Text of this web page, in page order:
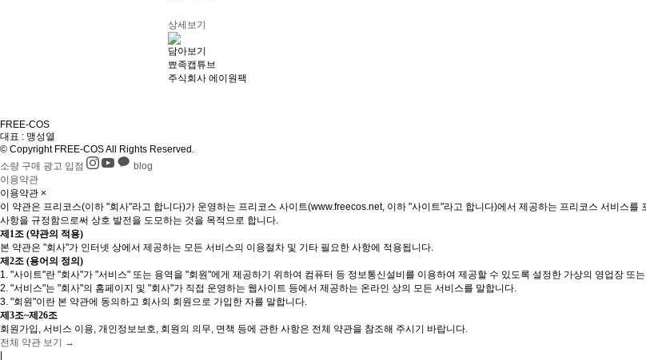
상세보기
담아보기
뾰족캡튜브
주식회사 에이원팩
FREE-COS
대표 : 맹성열
© Copyright FREE-COS All Rights Reserved.
소량 구매 광고 입점
blog
이용약관
이용약관 ×
이 약관은 프리코스(이하 "회사"라고 합니다)가 운영하는 프리코스 사이트(www.freecos.net, 이하 "사이트"라고 합니다)에서 제공하는 프리코스 서비스
사항을 규정함으로써 상호 발전을 도모하는 것을 목적으로 합니다.
제1조 (약관의 적용)
본 약관은 "회사"가 인터넷 상에서 제공하는 모든 서비스의 이용절차 및 기타 필요한 사항에 적용됩니다.
제2조 (용어의 정의)
1. "사이트"란 "회사"가 "서비스" 또는 용역을 "회원"에게 제공하기 위하여 컴퓨터 등 정보통신설비를 이용하여 제공할 수 있도록 설정한 가상의 영업장 또
2. "서비스"는 "회사"의 홈페이지 및 "회사"가 직접 운영하는 웹사이트 등에서 제공하는 온라인 상의 모든 서비스를 말합니다.
3. "회원"이란 본 약관에 동의하고 회사의 회원으로 가입한 자를 말합니다.
제3조~제26조
회원가입, 서비스 이용, 개인정보보호, 회원의 의무, 면책 등에 관한 사항은 전체 약관을 참조해 주시기 바랍니다.
전체 약관 보기 →